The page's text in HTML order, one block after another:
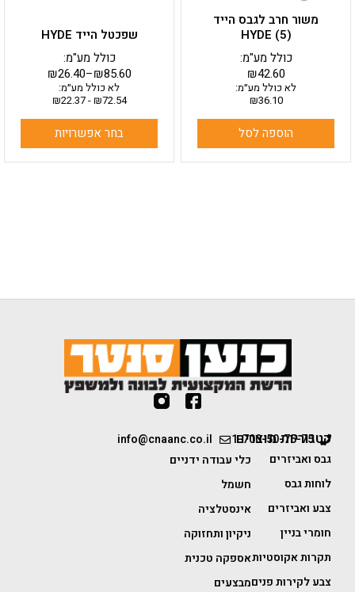
משור חרב לגבס הייד
HYDE (5)
₪42.60
כולל מע"מ:
לא כולל מע״מ:
₪36.10
הוספה לסל
שפכטל הייד HYDE
₪26.40–₪85.60
כולל מע"מ:
לא כולל מע״מ:
₪72.54
-
₪22.37
בחר אפשרויות
1-700-50-75-75
info@cnaanc.co.il קטגוריות מוצרים
גבס ואביזרים
לוחות גבס
צבע ואביזרים
חומרי בניין
תקרות אקוסטיות
צבע לקירות פנים
כלי עבודה ידניים
חשמל
אינסטלציה
ניקיון ותחזוקה
אספקה טכנית
מבצעים